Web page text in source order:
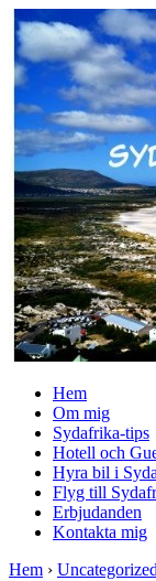
Skip
to
Main
Content
Hem
Om mig
Sydafrika-tips
Hotell och
Hyra bil i
Flyg till
Erbjudanden
Kontakta mig
Hem › Uncategorized